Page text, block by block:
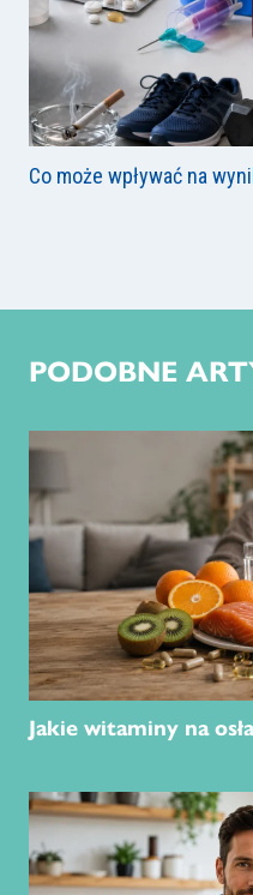
Co może wpływać na
PODOBNE
Jakie witaminy na